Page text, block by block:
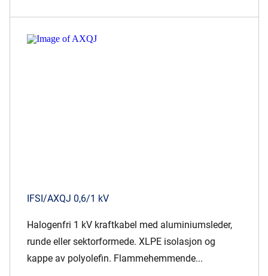
IFSI/AXQJ 0,6/1 kV
Halogenfri 1 kV kraftkabel med aluminiumsleder,
runde eller sektorformede. XLPE isolasjon og
kappe av polyolefin. Flammehemmende...